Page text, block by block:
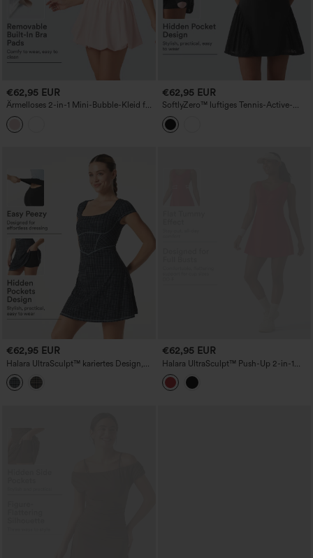
€62,95 EUR
Ärmelloses 2-in-1 Mini-Bubble-Kleid für
Tanz und Sport mit quadratischem
Ausschnitt, integriertem BH und
Taschen – Easy Peezy Edition
€62,95 EUR
SoftlyZero™ luftiges Tennis-Active-
Kleid mit überkreuztem Rücken,
Kontrastspitzenbesatz, integriertem BH,
Cool-Touch, mit Taschen — Easy Peezy
€62,95 EUR
Halara UltraSculpt™ kariertes Design,
eckiger Ausschnitt, Korsett, 2-in-1 mit
integriertem BH, kurzes lässiges Kleid
mit Taschen – kinderleicht
€62,95 EUR
Halara UltraSculpt™ Push-Up 2-in-1
Mini-Tennis-Sportkleid für
Körbchengrößen D-F mit Taschen –
Easy Peezy Edition